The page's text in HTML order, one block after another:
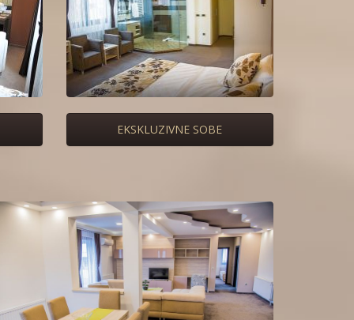
EKSKLUZIVNE SOBE